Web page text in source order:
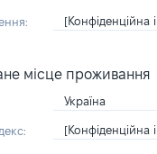
[Конфіденційна
місце проживання
Україна
[Конфіденційна